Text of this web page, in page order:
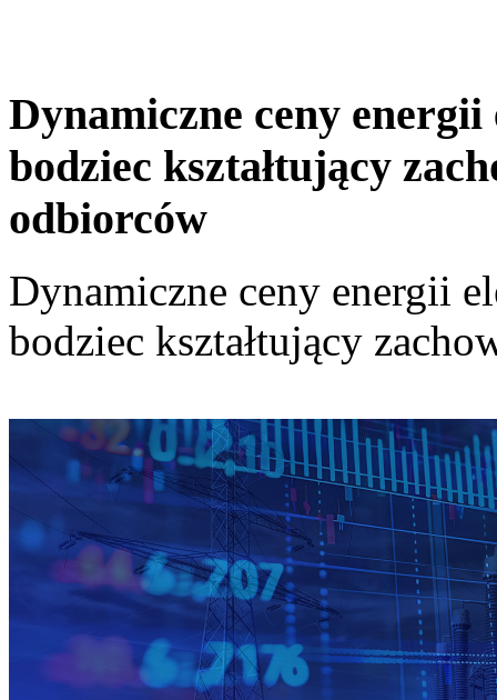
Dynamiczne ceny
bodziec kształtujący
odbiorców
Dynamiczne ceny energii
bodziec kształtujący